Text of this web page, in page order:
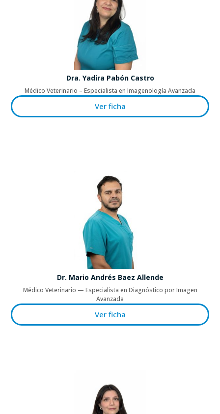
Dra. Yadira Pabón Castro
Médico Veterinario – Especialista en Imagenología Avanzada
Ver ficha
Dr. Mario Andrés Baez Allende
Médico Veterinario — Especialista en Diagnóstico por Imagen
Avanzada
Ver ficha